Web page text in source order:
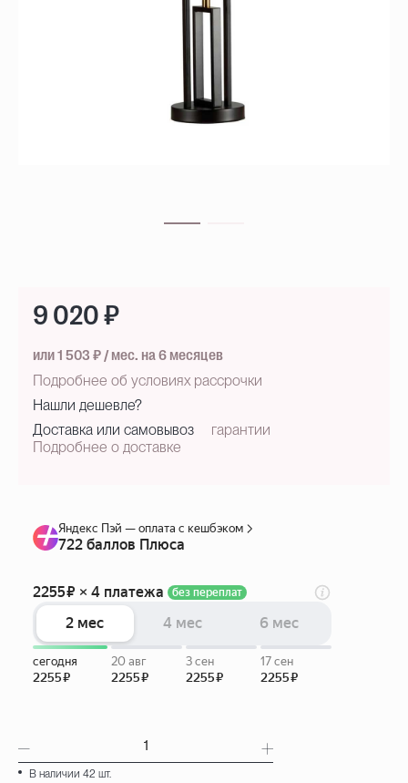
В наличии 42 шт.
9 020 ₽
или 1 503 ₽ / мес. на 6 месяцев
Подробнее об условиях рассрочки
Нашли дешевле?
Доставка или самовывоз
Подробнее о доставке
гарантии